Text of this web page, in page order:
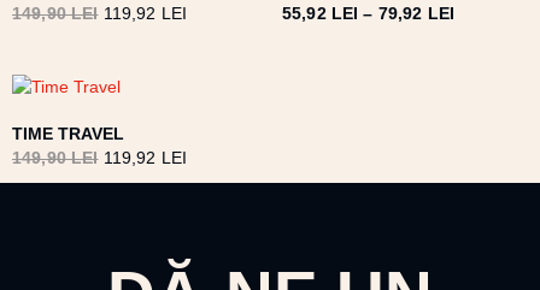
149,90LEI 119,92 LEI
55,92 LEI – 79,92 LEI
TIME TRAVEL
149,90LEI 119,92 LEI